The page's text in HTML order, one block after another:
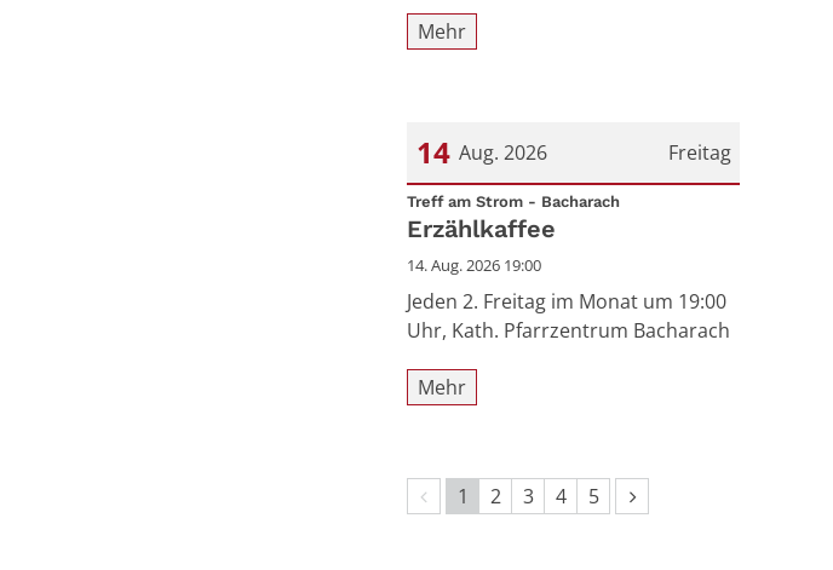
Mehr
Freitag
14 Aug. 2026
Datum: 14. August 2026
Treff am Strom - Bacharach:
Erzählkaffee
14. Aug. 2026 19:00
Jeden 2. Freitag im Monat um 19:00
Uhr, Kath. Pfarrzentrum Bacharach
Mehr
Vorherige Seite
1 2 3 4 5 Nächste Seite